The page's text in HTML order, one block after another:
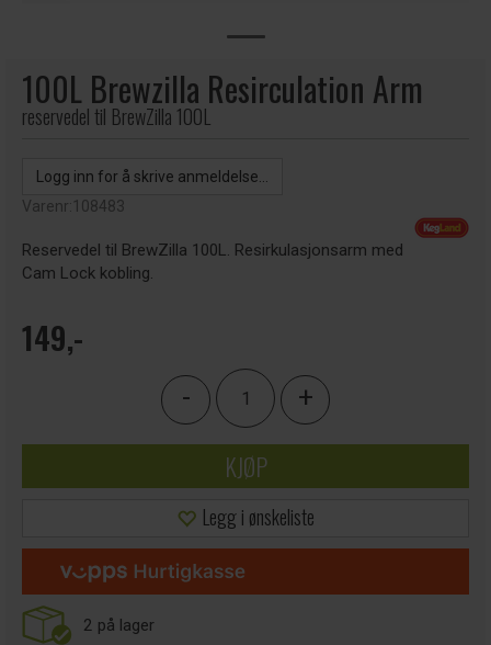
100L Brewzilla Resirculation Arm
reservedel til BrewZilla 100L
Logg inn for å skrive anmeldelse...
Varenr:108483
Reservedel til BrewZilla 100L. Resirkulasjonsarm med
Cam Lock kobling.
149,-
- +
KJØP
Legg i ønskeliste
2 på lager